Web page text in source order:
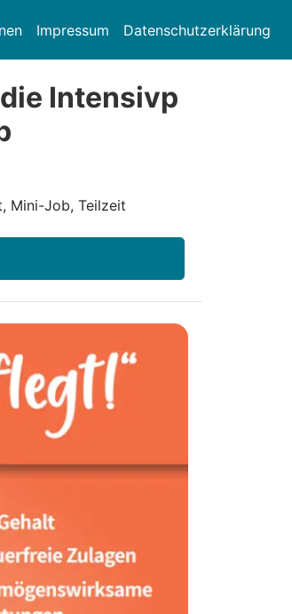
Impressum Datenschutzerklärung
Intensivp
Mini-Job, Teilzeit